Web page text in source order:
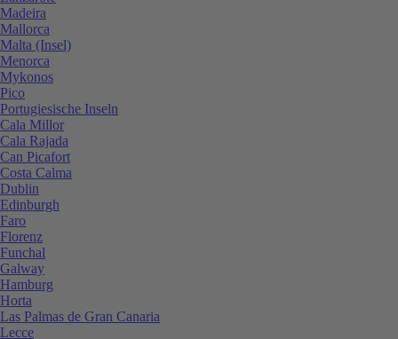
Madeira
Mallorca
Malta (Insel)
Menorca
Mykonos
Pico
Portugiesische Inseln
Cala Millor
Cala Rajada
Can Picafort
Costa Calma
Dublin
Edinburgh
Faro
Florenz
Funchal
Galway
Hamburg
Horta
Las Palmas de Gran Canaria
Lecce